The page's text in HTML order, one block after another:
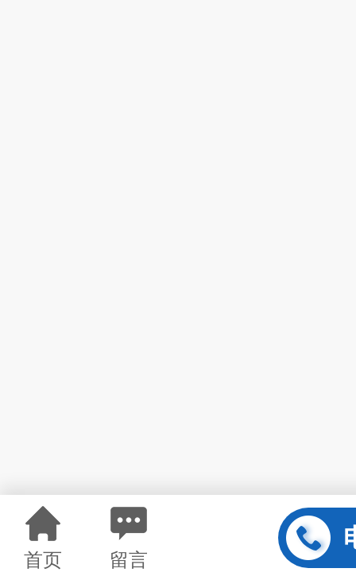
首页 留言